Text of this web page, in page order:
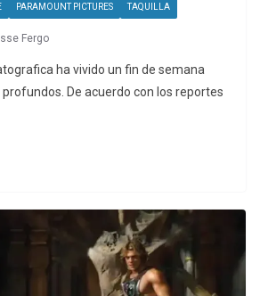
PARAMOUNT PICTURES TAQUILLA
Fergo
ha vivido un fin de semana
profundos. De acuerdo con los reportes